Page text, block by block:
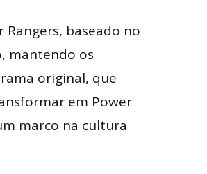
baseado no
mantendo os
original, que
em Power
marco na cultura